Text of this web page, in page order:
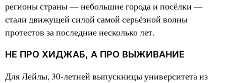
регионы страны — небольшие города и посёлки —
стали движущей силой самой серьёзной волны
протестов за последние несколько лет.
НЕ ПРО ХИДЖАБ, А ПРО ВЫЖИВАНИЕ
Для Лейлы, 30-летней выпускницы университета из